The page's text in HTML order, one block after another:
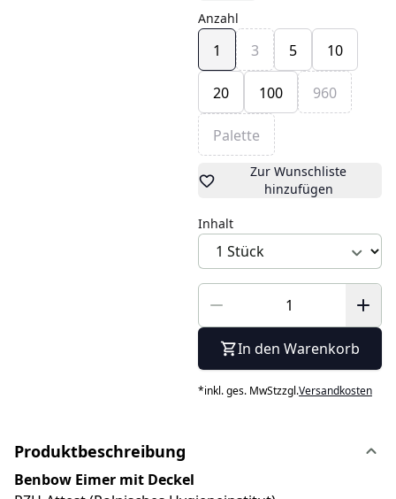
Anzahl
1 3 5 10
20 100 960
Palette
Zur Wunschliste
hinzufügen
Inhalt
In den Warenkorb
*inkl. ges. MwStzzgl.Versandkosten
Produktbeschreibung
Benbow Eimer mit Deckel